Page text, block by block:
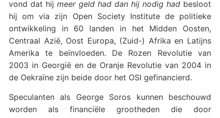
vond dat hij meer geld had dan hij nodig had besloot
hij om via zijn Open Society Institute de politieke
ontwikkeling in 60 landen in het Midden Oosten,
Centraal Azië, Oost Europa, (Zuid-) Afrika en Latijns
Amerika te beïnvloeden. De Rozen Revolutie van
2003 in Georgië en de Oranje Revolutie van 2004 in
de Oekraïne zijn beide door het OSI gefinancierd.
Speculanten als George Soros kunnen beschouwd
worden als financiële grootheden die door